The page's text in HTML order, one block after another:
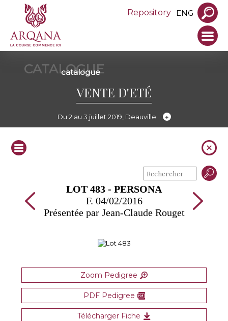
Repository ENG
CATALOGUE
catalogue
VENTE D'ETÉ
Du 2 au 3 juillet 2019, Deauville
LOT 483 - PERSONA
F. 04/02/2016
Présentée par Jean-Claude Rouget
Zoom Pedigree
PDF Pedigree
Télécharger Fiche